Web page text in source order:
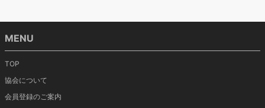
MENU
TOP
協会について
会員登録のご案内